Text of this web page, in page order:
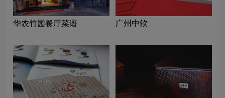
华农竹园餐厅菜谱 广州中软